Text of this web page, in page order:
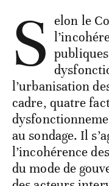
S elon le
l’urbanisation
cadre, quatre
au sondage. Il
l’incohérence
du mode de